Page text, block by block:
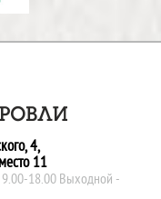
4,
11
9.00-18.00 Выходной -